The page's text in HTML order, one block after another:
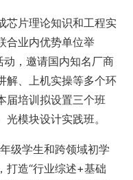
芯片理论知识和工程实
合业内优势单位举
动，邀请国内知名厂商
解、上机实操等多个环
届培训拟设置三个班
模块设计实践班。
级学生和跨领域初学
打造“行业综述+基础